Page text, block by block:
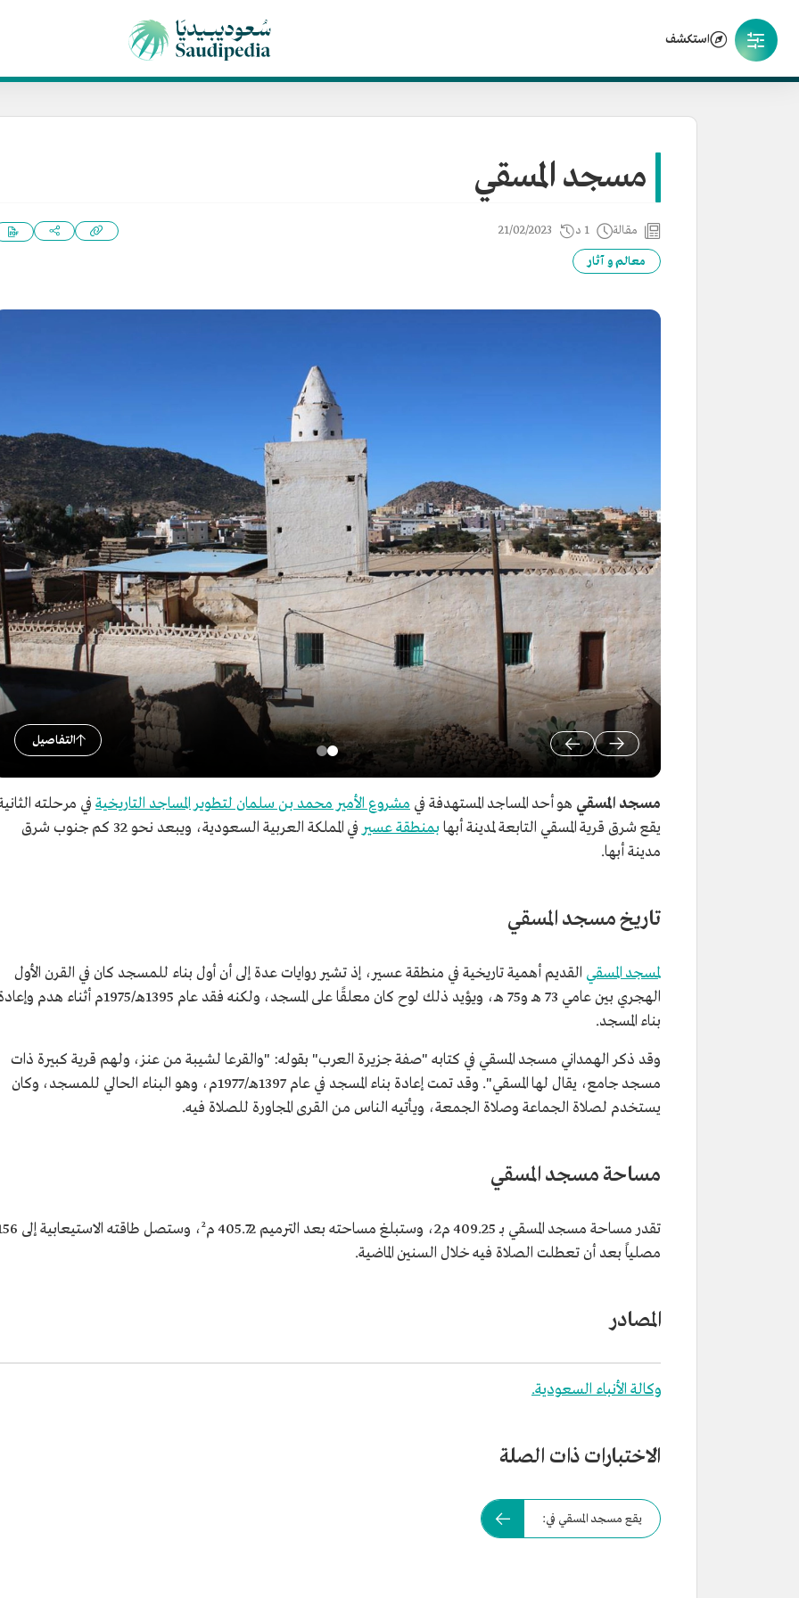
استكشف
مسجد المسقي
مقالة 1 د 21/02/2023
معالم و آثار
التفاصيل
مسجد المسقي هو أحد المساجد المستهدفة في مشروع الأمير محمد بن سلمان لتطوير المساجد التاريخية في مرحلته
يقع شرق قرية المسقي التابعة لمدينة أبها بمنطقة عسير
في المملكة العربية السعودية، ويبعد نحو 32 كم جنوب شرق
مدينة أبها.
تاريخ مسجد المسقي
لمسجد المسقي القديم أهمية تاريخية في منطقة عسير، إذ تشير روايات عدة إلى أن أول بناء للمسجد كان في القرن الأول
الهجري بين عامي 73 هـ و75 هـ، ويؤيد ذلك لوح كان معلقًا على المسجد، ولكنه فقد عام 1395هـ/1975م أثناء هدم
بناء المسجد.
وقد ذكر الهمداني مسجد المسقي في كتابه "صفة جزيرة العرب" بقوله: "والقرعا لشيبة من عنز، ولهم قرية كبيرة ذات
مسجد جامع، يقال لها المسقي". وقد تمت إعادة بناء المسجد في عام 1397هـ/1977م، وهو البناء الحالي للمسجد، وكان
يستخدم لصلاة الجماعة وصلاة الجمعة، ويأتيه الناس من القرى المجاورة للصلاة فيه.
مساحة مسجد المسقي
تقدر مساحة مسجد المسقي بـ 409.25 م2، وستبلغ مساحته بعد الترميم 405.72
مصلياً بعد أن تعطلت الصلاة فيه خلال السنين الماضية.
المصادر
وكالة الأنباء السعودية.
الاختبارات ذات الصلة
يقع مسجد المسقي في: